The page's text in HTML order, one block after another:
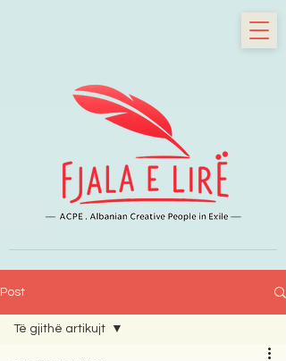
Post
Të gjithë artikujt